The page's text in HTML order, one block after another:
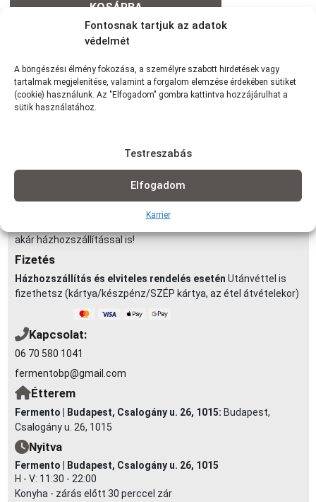
Fontosnak tartjuk az adatok
védelmét
A böngészési élmény fokozása, a személyre szabott hirdetések vagy
tartalmak megjelenítése, valamint a forgalom elemzése érdekében sütiket
(cookie) használunk. Az "Elfogadom" gombra kattintva hozzájárulhat a
sütik használatához.
Elfogadom
Testreszabás
Karrier
KOSÁRBA
7km-es körzetünkben szállítunk Wolt
futárszolgálattal: 1,5 km -ig: 490Ft | 1,5-2,5 km-ig: 790Ft | 2,5-3,5
km-ig: 990Ft | 3,5-5 km-ig: 1290Ft | 4-5 km-ig: 1490Ft | 5-6 km-ig:
1990Ft | 6-7 km-ig: 2290Ft (minimum rendelés: 3 000 Ft)
akár házhozszállítással is!
Fizetés
Házhozszállítás és elviteles rendelés esetén Utánvéttel is
fizethetsz (kártya/készpénz/SZÉP kártya, az étel átvételekor)
Kapcsolat:
06 70 580 1041
fermentobp@gmail.com
Étterem
Fermento | Budapest, Csalogány u. 26, 1015: Budapest,
Csalogány u. 26, 1015
Nyitva
Fermento | Budapest, Csalogány u. 26, 1015
H - V: 11:30 - 22:00
Konyha - zárás előtt 30 perccel zár